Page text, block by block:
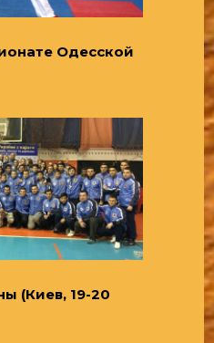
Одесской
(Киев, 19-20